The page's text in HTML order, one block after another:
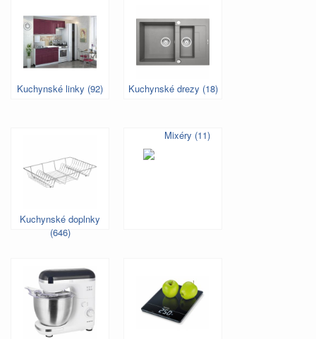
Kuchynské linky (92) Kuchynské drezy (18)
Kuchynské doplnky
(646)
Mixéry (11)